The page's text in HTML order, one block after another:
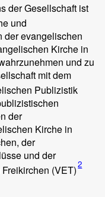
der Gesellschaft ist
und
der evangelischen
Kirche in
und zu
mit dem
Publizistik
der
Kirche in
der
und der
(VET)2